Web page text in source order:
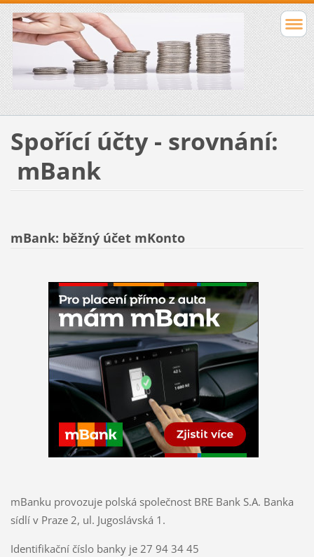
Spořící účty - srovnání:
mBank
mBank: běžný účet mKonto
mBanku provozuje polská společnost BRE Bank S.A. Banka
sídlí v Praze 2, ul. Jugoslávská 1.
Identifikační číslo banky je 27 94 34 45